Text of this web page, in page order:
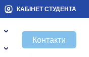
КАБІНЕТ СТУДЕНТА
Контакти